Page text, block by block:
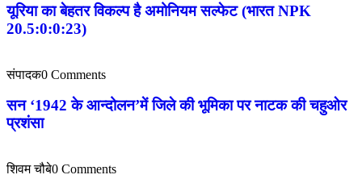
यूरिया का बेहतर विकल्प है अमोनियम सल्फेट (भारत NPK
20.5:0:0:23)
संपादक0 Comments
सन ‘1942 के आन्दोलन’में जिले की भूमिका पर नाटक की चहुओर
प्रशंसा
शिवम चौबे0 Comments